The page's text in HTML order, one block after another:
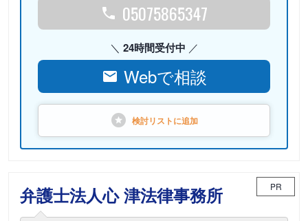
05075865347
24時間受付中
Webで相談
検討リストに追加
弁護士法人心 津法律事務所 PR